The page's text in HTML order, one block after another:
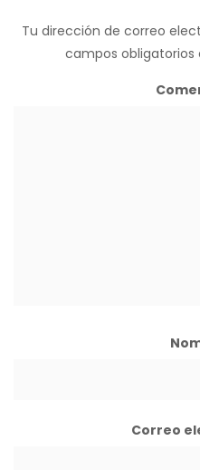
Tu dirección de correo
campos
Correo